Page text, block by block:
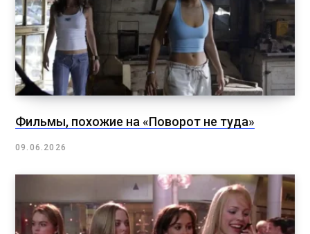
Фильмы, похожие на «Поворот не туда»
09.06.2026